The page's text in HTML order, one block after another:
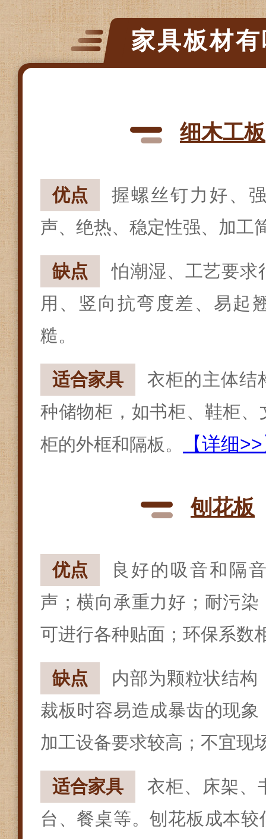
家具板材
细木工板
优点
握螺丝钉力好、
声、绝热、稳定性强、加工
缺点
怕潮湿、工艺要求
用、竖向抗弯度差、易起
糙。
适合家具
衣柜的主体结
种储物柜，如书柜、鞋柜
柜的外框和隔板。
【详细
刨花板
优点
良好的吸音和隔
声；横向承重力好；耐污
可进行各种贴面；环保系数
缺点
内部为颗粒状结构
裁板时容易造成暴齿的现
加工设备要求较高；不宜现
适合家具
衣柜、床架、
台、餐桌等。刨花板成本